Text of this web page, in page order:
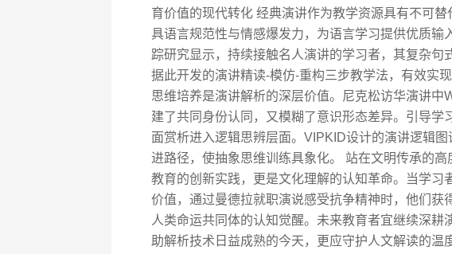
育价值的现代转化 经典演讲作为教学资源具有不可
具语言规范性与情感爆发力，为语言学习提供优质输
踪研究显示，持续接触名人演讲的学习者，其复杂句
据此开发的演讲精读-模仿-重构三步教学法，有效实
思维培养是演讲解析的深层价值。尼克松访华演讲
建了共同身份认同，又模糊了意识形态差异。引导学
面赏析进入逻辑思辨层面。VIPKID设计的演讲逻辑
进路径，使抽象思维训练具象化。 站在文明传承的
教育的创新实践，更是文化理解的认知革命。当学习
价值，通过曼德拉就职演说感受抗争精神时，他们获
人类命运共同体的认知觉醒。未来教育者宜继续深耕
助解析技术日益成熟的今天，更应守护人文解读的温